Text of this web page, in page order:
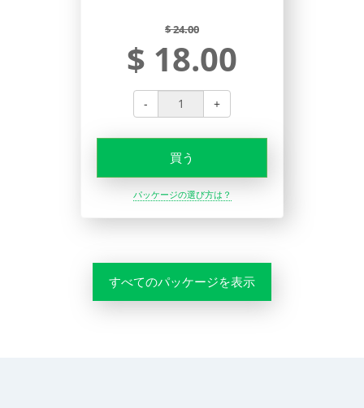
$ 24.00
$ 18.00
- +
買う
パッケージの選び方は？
すべてのパッケージを表示